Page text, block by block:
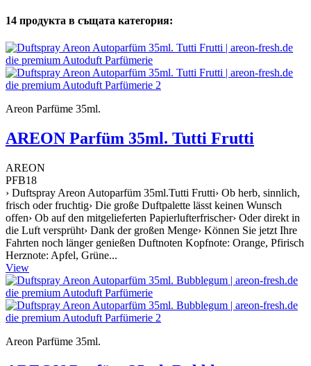
14 продукта в същата категория:
Areon Parfüme 35ml.
AREON Parfüm 35ml. Tutti Frutti
AREON
PFB18
› Duftspray Areon Autoparfüm 35ml.Tutti Frutti› Ob herb, sinnlich,
frisch oder fruchtig› Die große Duftpalette lässt keinen Wunsch
offen› Ob auf den mitgelieferten Papierlufterfrischer› Oder direkt in
die Luft versprüht› Dank der großen Menge› Können Sie jetzt Ihre
Fahrten noch länger genießen Duftnoten Kopfnote: Orange, Pfirisch
Herznote: Apfel, Grüne...
View
Areon Parfüme 35ml.